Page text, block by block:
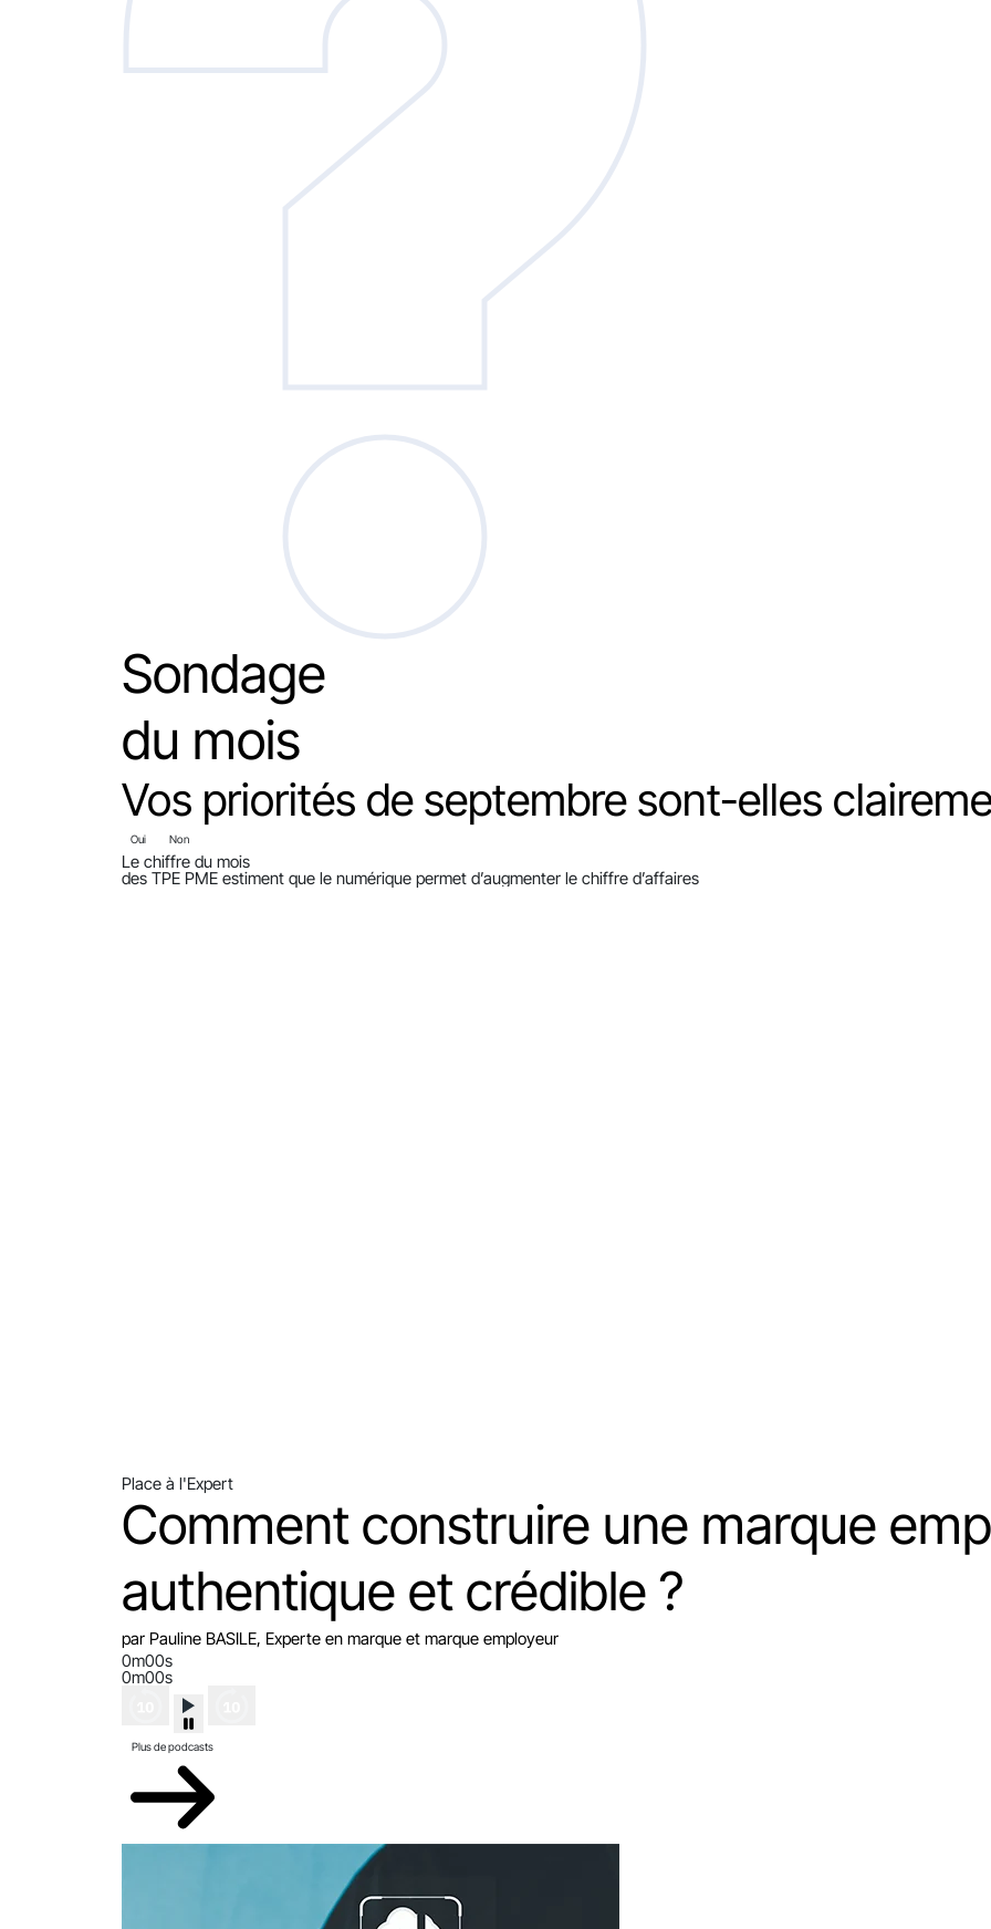
Sondage
du mois
Vos priorités de septembre sont-elles
Oui Non
Le chiffre du mois
des TPE PME estiment que le numérique permet d’augmenter le chiffre d’affaires
Place à l'Expert
Comment construire une marque
authentique et crédible ?
par Pauline BASILE, Experte en marque et marque employeur
0m00s
0m00s
Plus de podcasts